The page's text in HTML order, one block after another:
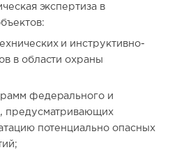
экспертиза в
и инструктивно-
в области охраны
федерального и
предусматривающих
потенциально опасных